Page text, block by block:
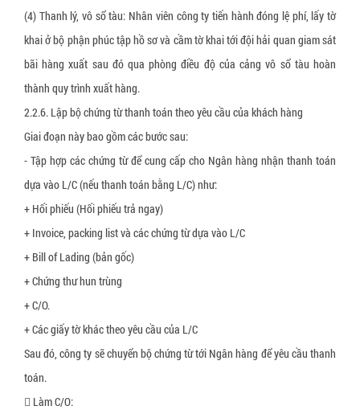
Khóa đai nhựa
Khóa đai sắt
Giấy tổ ong bọc hàng
Dây đai xơ sợi thực vật
Dây đai giấy
Tấm tổ ong
Pallet giấy tổ ong
Thùng quây carton
Vách ngăn thùng carton
Giấy bóng khí gói hàng
Xốp định hình giãn nở
(4) Thanh lý, vô sổ tàu: Nhân viên công ty tiến hành đóng lệ phí, lấy tờ
khai ở bộ phận phúc tập hồ sơ và cầm tờ khai tới đội hải quan giam sát
bãi hàng xuất sau đó qua phòng điều độ của cảng vô sổ tàu hoàn
thành quy trình xuất hàng.
2.2.6. Lập bộ chứng từ thanh toán theo yêu cầu của khách hàng
Giai đoạn này bao gồm các bước sau:
- Tập hợp các chứng từ để cung cấp cho Ngân hàng nhận thanh toán
dựa vào L/C (nếu thanh toán bằng L/C) như:
+ Hối phiếu (Hối phiếu trả ngay)
+ Invoice, packing list và các chứng từ dựa vào L/C
+ Bill of Lading (bản gốc)
+ Chứng thư hun trùng
+ C/O.
+ Các giấy tờ khác theo yêu cầu của L/C
Sau đó, công ty sẽ chuyển bộ chứng từ tới Ngân hàng để yêu cầu thanh
toán.
 Làm C/O: